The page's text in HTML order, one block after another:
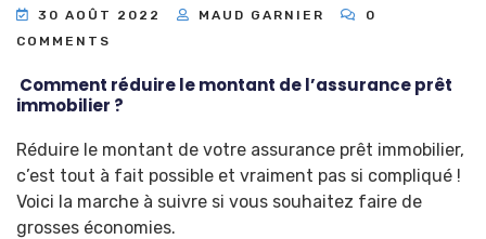
30 AOÛT 2022 MAUD GARNIER
0
COMMENTS
Comment réduire le montant de l’assurance prêt
immobilier ?
Réduire le montant de votre assurance prêt immobilier,
c’est tout à fait possible et vraiment pas si compliqué !
Voici la marche à suivre si vous souhaitez faire de
grosses économies.